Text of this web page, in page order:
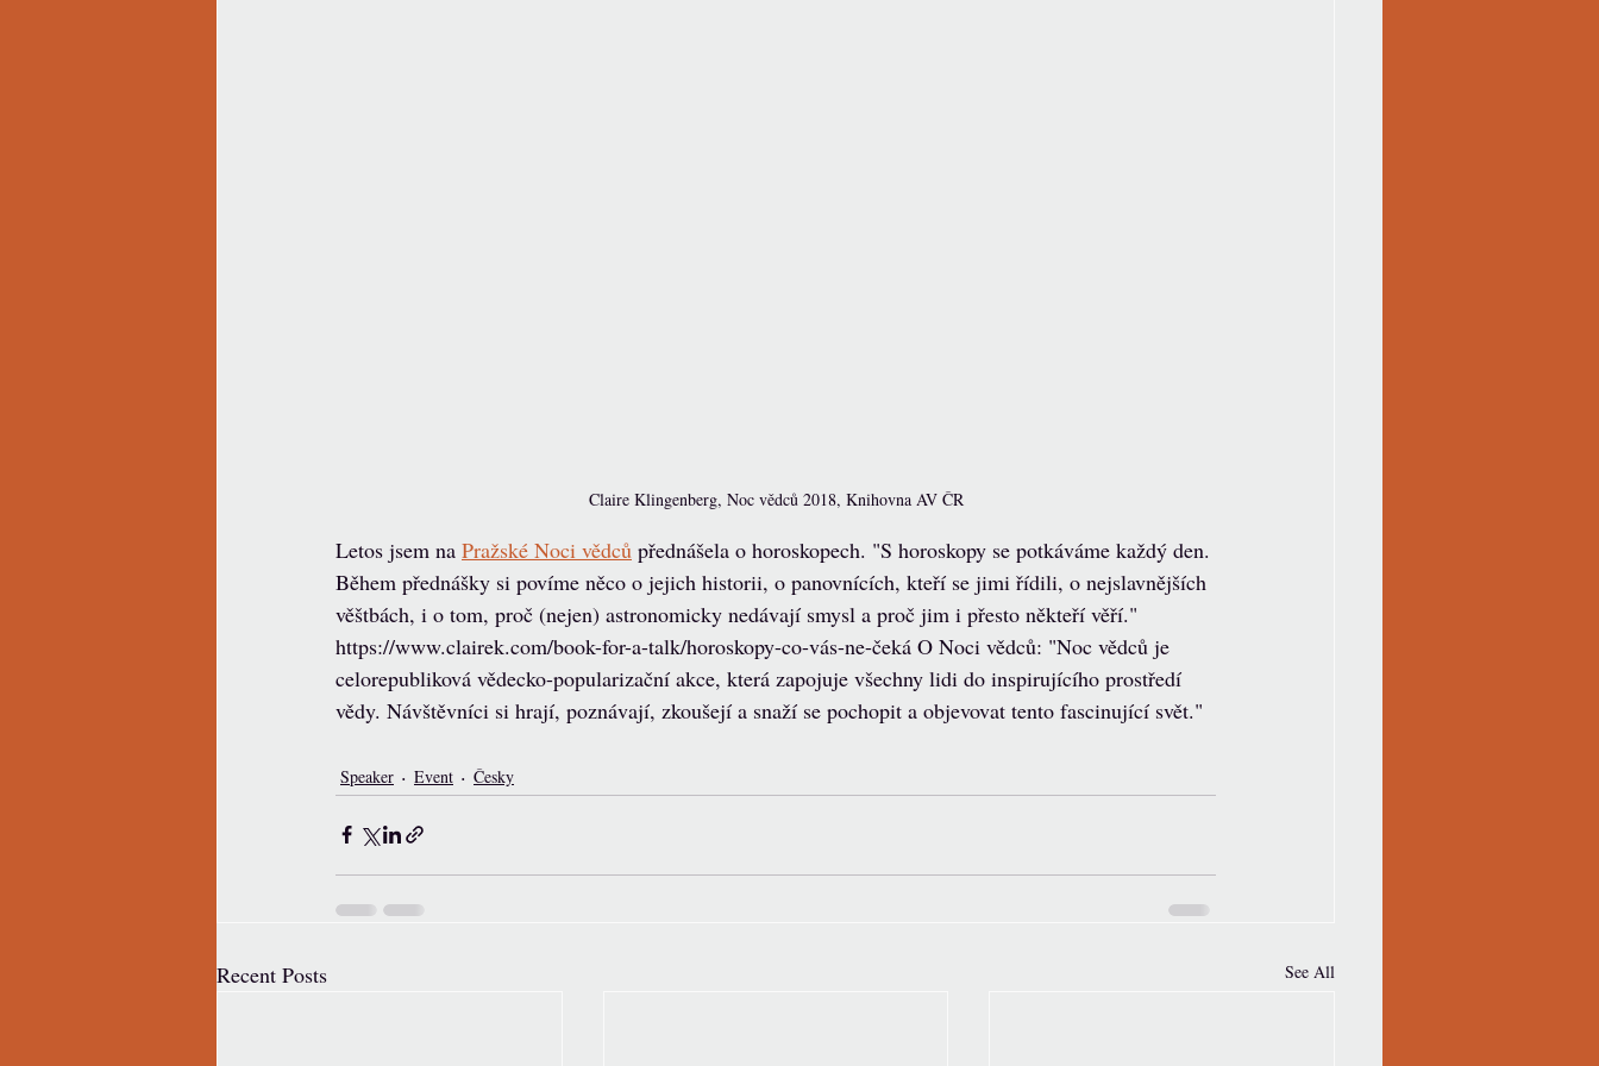
Claire Klingenberg, Noc vědců 2018, Knihovna AV ČR
Letos jsem na Pražské Noci vědců přednášela o horoskopech. "S horoskopy se potkáváme každý den.
Během přednášky si povíme něco o jejich historii, o panovnících, kteří se jimi řídili, o nejslavnějších
věštbách, i o tom, proč (nejen) astronomicky nedávají smysl a proč jim i přesto někteří věří."
https://www.clairek.com/book-for-a-talk/horoskopy-co-vás-ne-čeká O Noci vědců: "Noc vědců je
celorepubliková vědecko-popularizační akce, která zapojuje všechny lidi do inspirujícího prostředí
vědy. Návštěvníci si hrají, poznávají, zkoušejí a snaží se pochopit a objevovat tento fascinující svět."
Speaker Event Česky
Recent Posts See All